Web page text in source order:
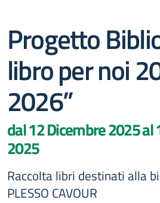
Progetto
libro per noi
2026”
dal 12 Dicembre 2025 al
2025
Raccolta libri destinati alla
PLESSO CAVOUR